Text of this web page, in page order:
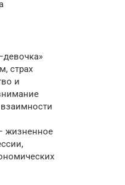
страх
и
взаимности
жизненное